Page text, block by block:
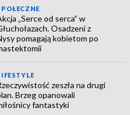
„Serce od serca” w
Osadzeni z
pomagają kobietom po
zeszła na drugi
Brzeg opanowali
fantastyki